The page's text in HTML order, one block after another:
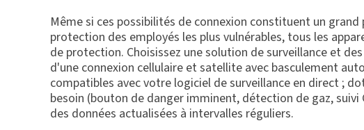
Même si ces possibilités de connexion constituent un
protection des employés les plus vulnérables, tous les
de protection. Choisissez une solution de surveillance et
d'une connexion cellulaire et satellite avec basculement
compatibles avec votre logiciel de surveillance en direct ;
besoin (bouton de danger imminent, détection de gaz,
des données actualisées à intervalles réguliers.